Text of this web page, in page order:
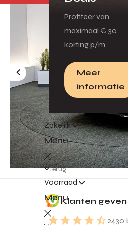
Profiteer van
maximaal € 30
korting p/m
Meer
informatie
Zakelijk
Menu
Terug
Voorraad
MenuKlanten
2430
Gratis inruilvoorstel
Jouw auto is geld